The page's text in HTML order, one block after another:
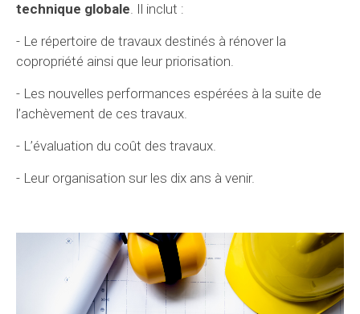
technique globale. Il inclut :
- Le répertoire de travaux destinés à rénover la
copropriété ainsi que leur priorisation.
- Les nouvelles performances espérées à la suite de
l’achèvement de ces travaux.
- L’évaluation du coût des travaux.
- Leur organisation sur les dix ans à venir.